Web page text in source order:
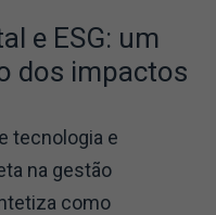
e ESG: um
dos impactos
tecnologia e
na gestão
como